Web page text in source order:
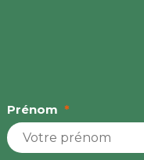
Prénom *